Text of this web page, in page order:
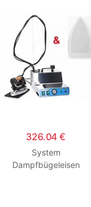
326.04 €
System
Dampfbügeleisen